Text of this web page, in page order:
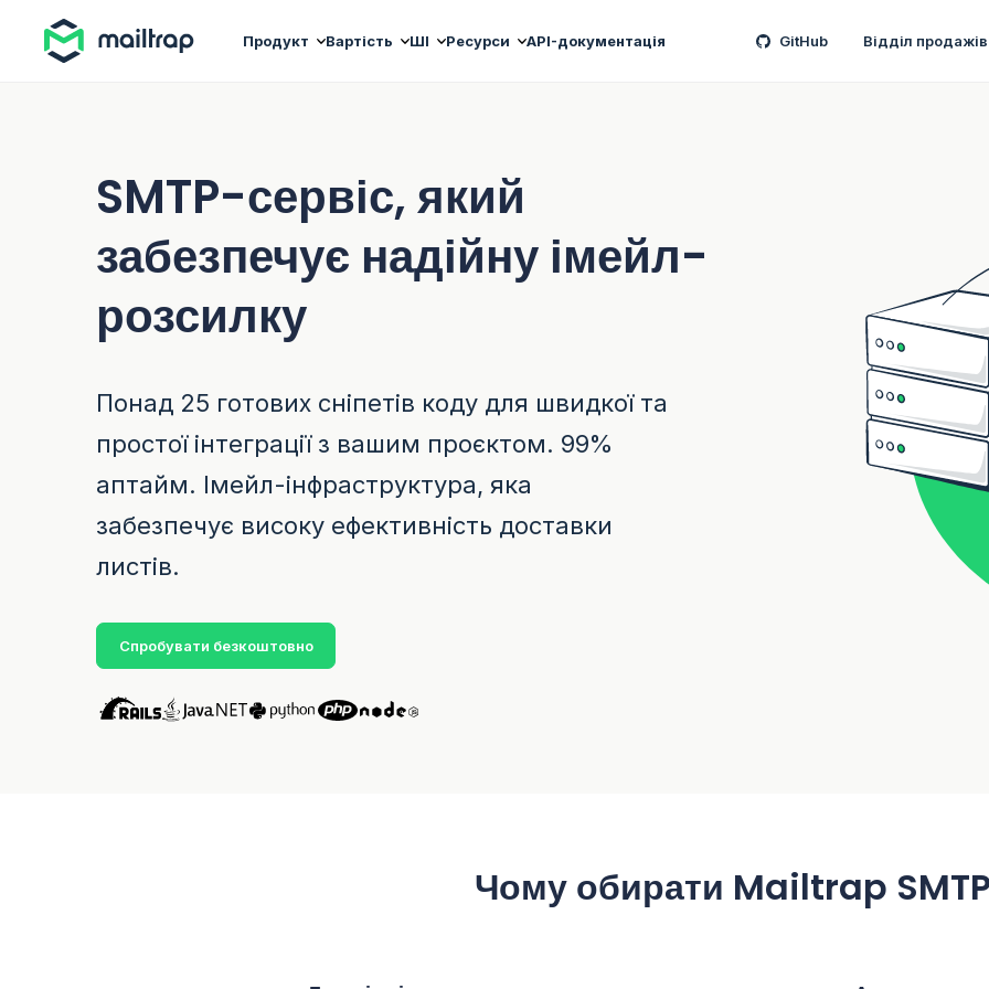
Продукт Вартість ШІ Ресурси API-документація GitHub Відділ продажів
SMTP-сервіс, який
забезпечує надійну імейл-
розсилку
Понад 25 готових сніпетів коду для швидкої та
простої інтеграції з вашим проєктом. 99%
аптайм. Імейл-інфраструктура, яка
забезпечує високу ефективність доставки
листів.
Спробувати безкоштовно
Чому обирати Mailtrap